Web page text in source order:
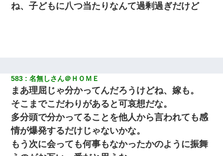
ね、子どもに八つ当たりなんて過剰過ぎだけど
583 名無しさん＠ＨＯＭＥ
まあ理屈じゃ分かってんだろうけどね、嫁も。
そこまでこだわりがあると可哀想だな。
多分頭で分かってることを他人から言われても感
情が爆発するだけじゃないかな。
もう次に会っても何事もなかったかのように振舞